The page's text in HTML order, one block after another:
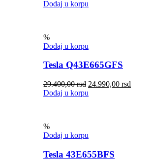
Dodaj u korpu
%
Dodaj u korpu
Tesla Q43E665GFS
29.400,00rsd 24.990,00 rsd
Dodaj u korpu
%
Dodaj u korpu
Tesla 43E655BFS